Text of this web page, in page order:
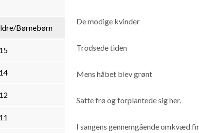
Børnebørn
De modige kvinder
Trodsede tiden
Mens håbet blev grønt
Satte frø og forplantede sig her.
I sangens gennemgående omkvæd